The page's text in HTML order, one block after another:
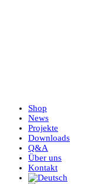
Shop
News
Projekte
Downloads
Q&A
Über uns
Kontakt